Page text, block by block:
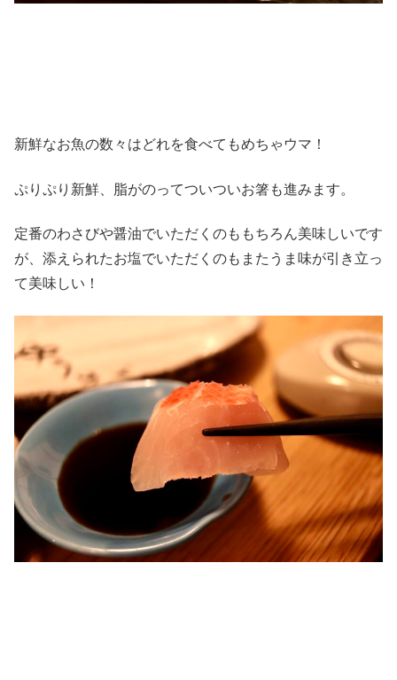
新鮮なお魚の数々はどれを食べてもめちゃウマ！
ぷりぷり新鮮、脂がのってついついお箸も進みます。
定番のわさびや醤油でいただくのももちろん美味しいです
が、添えられたお塩でいただくのもまたうま味が引き立っ
て美味しい！